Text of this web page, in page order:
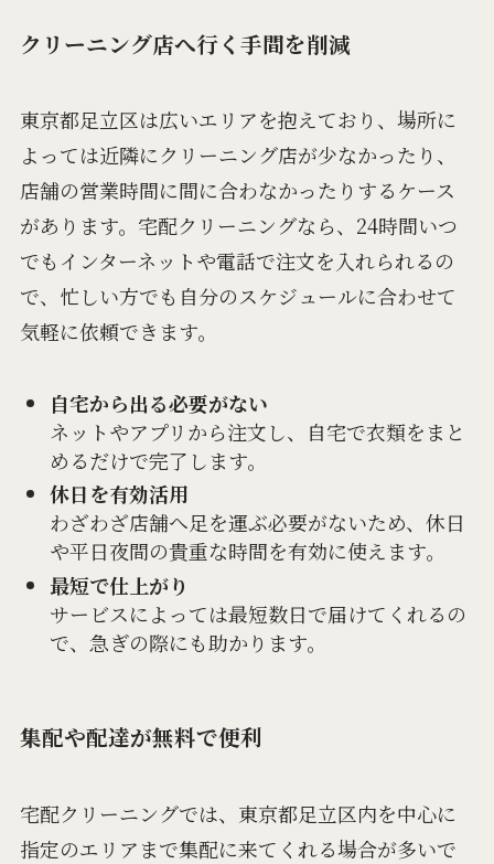
クリーニング店へ行く手間を削減
東京都足立区は広いエリアを抱えており、場所に
よっては近隣にクリーニング店が少なかったり、
店舗の営業時間に間に合わなかったりするケース
があります。宅配クリーニングなら、24時間いつ
でもインターネットや電話で注文を入れられるの
で、忙しい方でも自分のスケジュールに合わせて
気軽に依頼できます。
自宅から出る必要がない
ネットやアプリから注文し、自宅で衣類をまと
めるだけで完了します。
休日を有効活用
わざわざ店舗へ足を運ぶ必要がないため、休日
や平日夜間の貴重な時間を有効に使えます。
最短で仕上がり
サービスによっては最短数日で届けてくれるの
で、急ぎの際にも助かります。
集配や配達が無料で便利
宅配クリーニングでは、東京都足立区内を中心に
指定のエリアまで集配に来てくれる場合が多いで